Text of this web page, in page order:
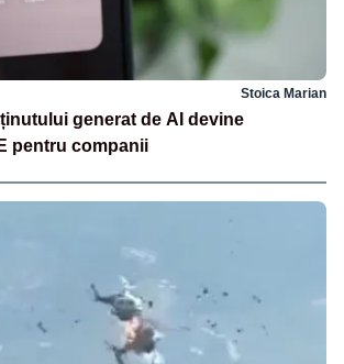
Stoica Marian
generat de AI devine
pentru companii